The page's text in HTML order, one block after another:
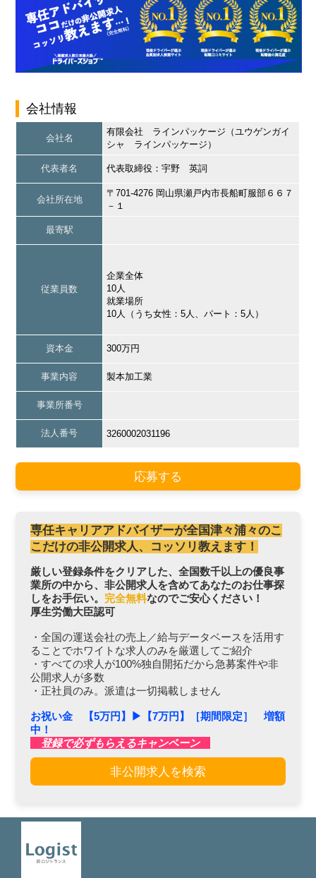
会社情報
会社名
有限会社 ラインパッケージ（ユウゲンガイ
シャ ラインパッケージ）
代表者名 代表取締役：宇野 英詞
会社所在地
〒701-4276 岡山県瀬戸内市長船町服部６６７
－１
最寄駅
従業員数
企業全体
10人
就業場所
10人（うち女性：5人、パート：5人）
資本金 300万円
事業内容 製本加工業
事業所番号
法人番号 3260002031196
応募する
専任キャリアアドバイザーが全国津々浦々のこ
こだけの非公開求人、コッソリ教えます！
厳しい登録条件をクリアした、全国数千以上の優良事
業所の中から、非公開求人を含めてあなたのお仕事探
しをお手伝い。 完全無料なのでご安心ください！
厚生労働大臣認可
・全国の運送会社の売上／給与データベースを活用す
ることでホワイトな求人のみを厳選してご紹介
・すべての求人が100%独自開拓だから急募案件や非
公開求人が多数
・正社員のみ。派遣は一切掲載しません
お祝い金 【5万円】▶︎【7万円】［期間限定］ 増額
中！
登録で必ずもらえるキャンペーン
非公開求人を検索